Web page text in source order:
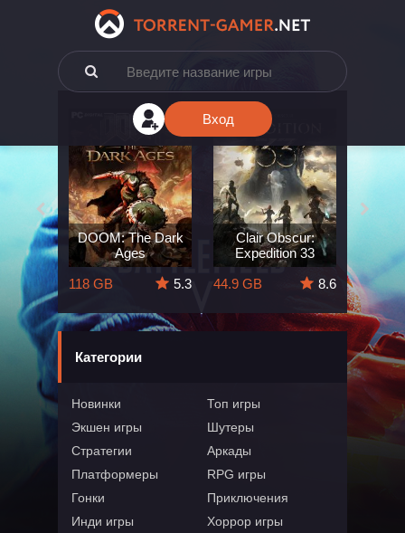
Вход
The
5.7
DOOM: The Dark
Ages
118 GB
5.3
Clair Obscur:
Expedition 33
44.9 GB
8.6
164 GB
Категории
Новинки
Топ игры
Экшен игры
Шутеры
Стратегии
Аркады
Платформеры
RPG игры
Гонки
Приключения
Инди игры
Хоррор игры